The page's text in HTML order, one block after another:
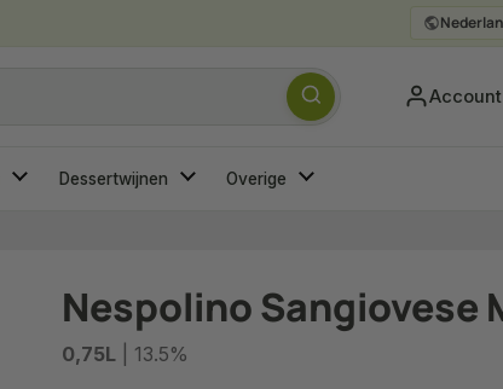
Verzenden Account
Dessertwijnen Overige
Nespolino Sangiovese
0,75L | 13.5%